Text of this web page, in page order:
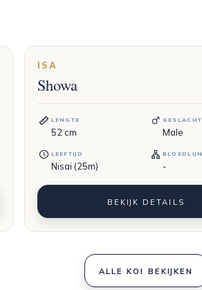
ISA
Showa
LENGTE
52 cm
GESLACHT
Male
LEEFTIJD
Nisai (25m)
BLOEDLIJN
-
BEKIJK DETAILS
ALLE KOI BEKIJKEN